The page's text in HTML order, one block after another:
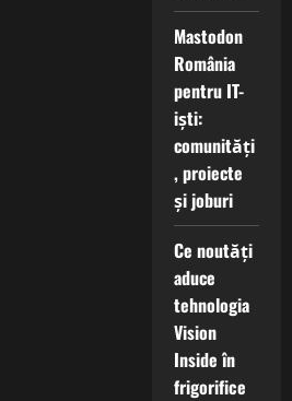
Mastodon
România
pentru IT-
iști:
comunități
, proiecte
și joburi
Ce noutăți
aduce
tehnologia
Vision
Inside în
frigorifice